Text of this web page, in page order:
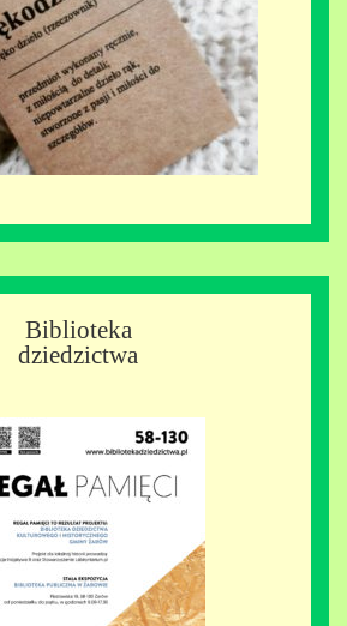
Biblioteka
dziedzictwa